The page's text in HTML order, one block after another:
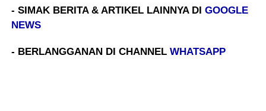
- SIMAK BERITA & ARTIKEL LAINNYA DIGOOGLE
NEWS
- BERLANGGANAN DI CHANNELWHATSAPP